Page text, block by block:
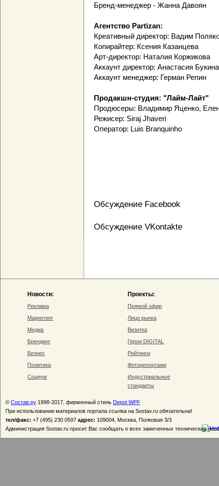
Бренд-менеджер - Жанна Давоян
Агентство Partizan:
Креативный директор: Вадим
Копирайтер: Ксения Казанцева
Арт-директор: Наталия Коржикова
Аккаунт директор: Анастасия Букина
Аккаунт менеджер: Герман Репин
Продакшн-студия: "Лайм-Лайт"
Продюсеры: Владимир Яценко,
Режисер: Siraj Jhaveri
Оператор: Luis Branquinho
Обсуждение Facebook
Обсуждение VKontakte
Новости:
Реклама
Маркетинг
Медиа
Брендинг
Бизнес
Политика
Социум
Проекты:
Прямой эфир
Лицо рынка
Визитка
Герои DIGITAL
Рейтинги
Фоторепортажи
Индустриальные
стандарты
© Состав.ру 1998-2017, фирменный стиль Depot WPF
При использовании материалов портала ссылка на Sostav.ru обязательна!
тел/факс: +7 (495) 230 0597 адрес: 109004, Москва, Полковая 3/3
Администрация Sostav.ru просит Вас сообщать о всех замеченных технических